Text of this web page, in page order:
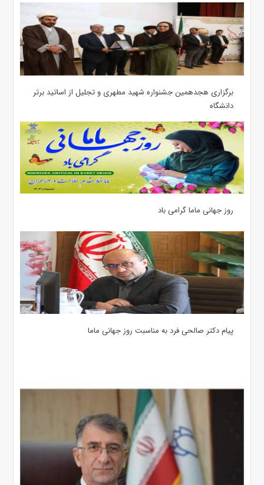
برگزاری هجدهمین جشنواره شهید مطهری و تجلیل از اساتید برتر
دانشگاه
روز جهانی ماما گرامی باد
پیام دکتر صالحی فرد به مناسبت روز جهانی ماما